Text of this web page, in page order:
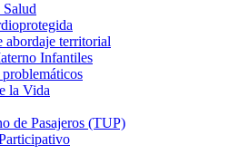
Salud
abordaje territorial
Infantiles
la Vida
de Pasajeros (TUP)